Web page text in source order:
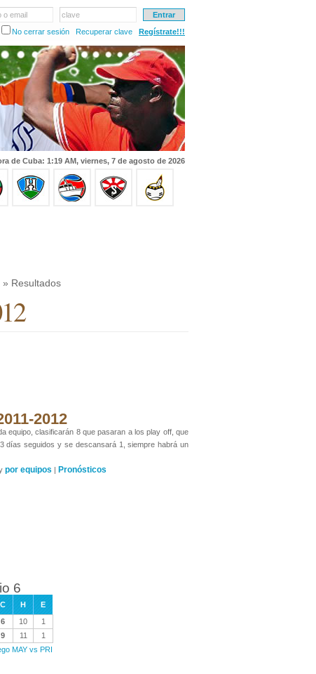
o email
clave
No cerrar sesión
Recuperar clave Regístrate!!!
de Cuba: 1:19 AM, viernes, 7 de agosto de 2026
» Resultados
2012
equipo, clasificarán 8 que pasaran a los play off, que
días seguidos y se descansará 1, siempre habrá un
por equipos | Pronósticos
6
C H
E
6 10
1
9 11
1
MAY vs PRI